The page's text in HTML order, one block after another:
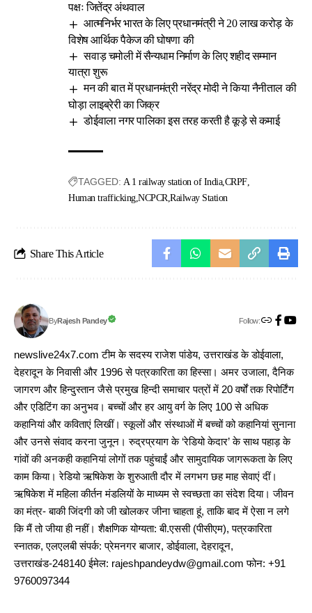
पक्षः जितेंद्र अंथवाल
आत्मनिर्भर भारत के लिए प्रधानमंत्री ने 20 लाख करोड़ के
विशेष आर्थिक पैकेज की घोषणा की
सवाड़ चमोली में सैन्यधाम निर्माण के लिए शहीद सम्मान
यात्रा शुरू
मन की बात में प्रधानमंत्री नरेंद्र मोदी ने किया नैनीताल की
घोड़ा लाइब्रेरी का जिक्र
डोईवाला नगर पालिका इस तरह करती है कूड़े से कमाई
TAGGED: A 1 railway station of India CRPF
Human trafficking NCPCR Railway Station
Share This Article
ByRajesh Pandey Follow:
newslive24x7.com टीम के सदस्य राजेश पांडेय, उत्तराखंड के डोईवाला,
देहरादून के निवासी और 1996 से पत्रकारिता का हिस्सा। अमर उजाला, दैनिक
जागरण और हिन्दुस्तान जैसे प्रमुख हिन्दी समाचार पत्रों में 20 वर्षों तक रिपोर्टिंग
और एडिटिंग का अनुभव। बच्चों और हर आयु वर्ग के लिए 100 से अधिक
कहानियां और कविताएं लिखीं। स्कूलों और संस्थाओं में बच्चों को कहानियां सुनाना
और उनसे संवाद करना जुनून। रुद्रप्रयाग के ‘रेडियो केदार’ के साथ पहाड़ के
गांवों की अनकही कहानियां लोगों तक पहुंचाईं और सामुदायिक जागरूकता के लिए
काम किया। रेडियो ऋषिकेश के शुरुआती दौर में लगभग छह माह सेवाएं दीं।
ऋषिकेश में महिला कीर्तन मंडलियों के माध्यम से स्वच्छता का संदेश दिया। जीवन
का मंत्र- बाकी जिंदगी को जी खोलकर जीना चाहता हूं, ताकि बाद में ऐसा न लगे
कि मैं तो जीया ही नहीं। शैक्षणिक योग्यता: बी.एससी (पीसीएम), पत्रकारिता
स्नातक, एलएलबी संपर्क: प्रेमनगर बाजार, डोईवाला, देहरादून,
उत्तराखंड-248140 ईमेल: rajeshpandeydw@gmail.com फोन: +91
9760097344